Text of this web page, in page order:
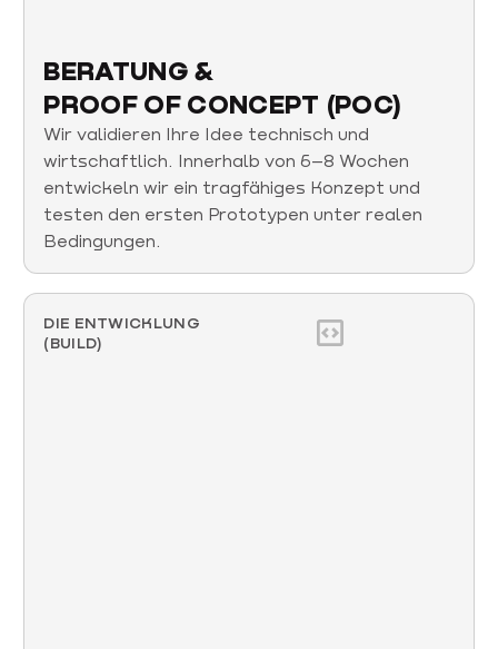
BERATUNG &
PROOF OF CONCEPT (POC)
Wir validieren Ihre Idee technisch und
wirtschaftlich. Innerhalb von 6–8 Wochen
entwickeln wir ein tragfähiges Konzept und
testen den ersten Prototypen unter realen
Bedingungen.
DIE ENTWICKLUNG
(BUILD)